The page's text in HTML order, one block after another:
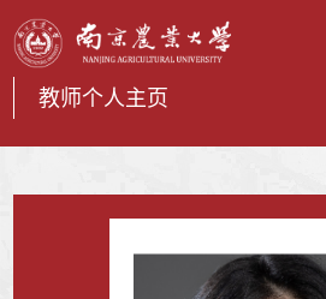
教师个人主页